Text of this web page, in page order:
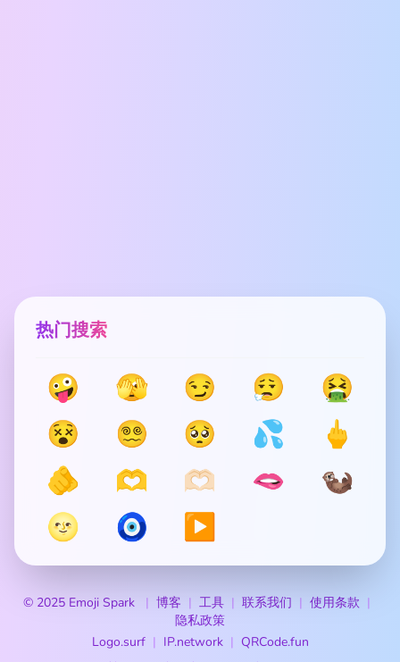
热门搜索
🤪 🫣 😏 😮‍💨
🤮
😵
😵‍💫 🥺 💦
🖕
🫵
🫶 🫶🏻 🫦
🦦
🌝
🧿 ▶️
© 2025 Emoji Spark 博客 工具 联系我们
使用条款
隐私政策
Logo.surf
IP.network QRCode.fun